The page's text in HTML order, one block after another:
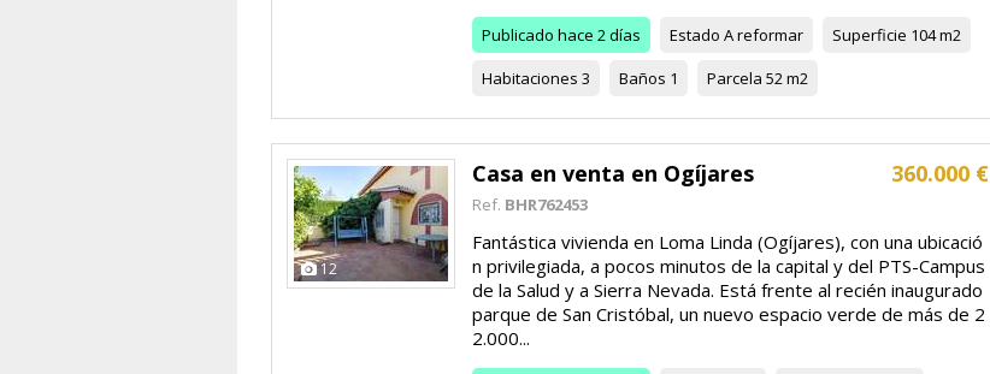
Publicado hace 2 días Estado A reformar Superficie 104 m2
Habitaciones 3 Baños 1 Parcela 52 m2
12
360.000 €
Casa en venta en Ogíjares
Ref. BHR762453
Fantástica vivienda en Loma Linda (Ogíjares), con una ubicació
n privilegiada, a pocos minutos de la capital y del PTS-Campus
de la Salud y a Sierra Nevada. Está frente al recién inaugurado
parque de San Cristóbal, un nuevo espacio verde de más de 2
2.000...